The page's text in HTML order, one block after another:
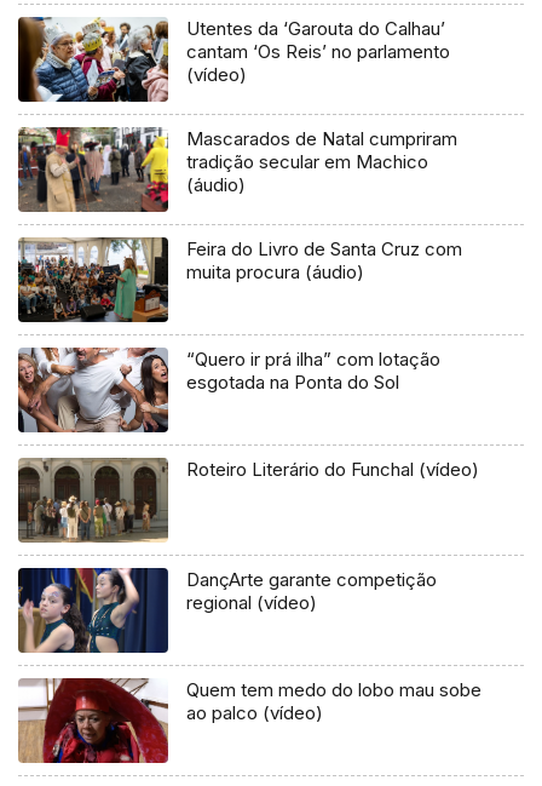
Utentes da ‘Garouta do Calhau’
cantam ‘Os Reis’ no parlamento
(vídeo)
Mascarados de Natal cumpriram
tradição secular em Machico
(áudio)
Feira do Livro de Santa Cruz com
muita procura (áudio)
“Quero ir prá ilha” com lotação
esgotada na Ponta do Sol
Roteiro Literário do Funchal (vídeo)
DançArte garante competição
regional (vídeo)
Quem tem medo do lobo mau sobe
ao palco (vídeo)